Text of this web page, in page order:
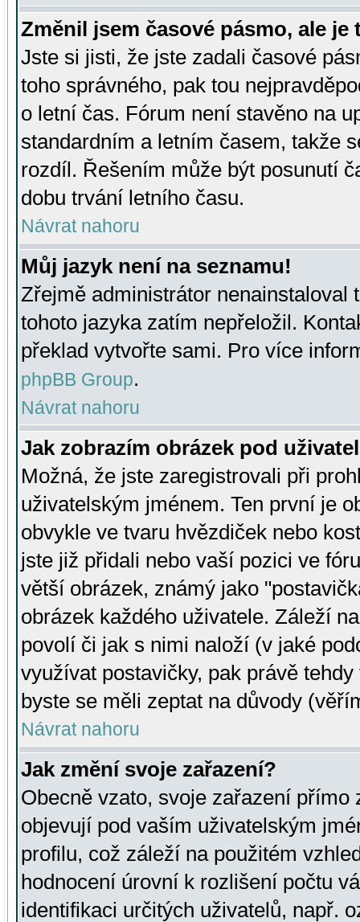
Změnil jsem časové pásmo, ale je
Jste si jisti, že jste zadali časové
toho správného, pak tou
o letní čas. Fórum není stavěno na
standardním a letním časem, takže
rozdíl. Řešením může být posunutí
dobu trvání letního času.
Návrat nahoru
Můj jazyk není na seznamu!
Zřejmě administrátor nenainstaloval
tohoto jazyka zatím nepřeložil.
překlad vytvořte sami. Pro více
phpBB Group.
Návrat nahoru
Jak zobrazím obrázek pod
Možná, že jste zaregistrovali při
uživatelským jménem. Ten první je
obvykle ve tvaru hvězdiček nebo
jste již přidali nebo vaší pozici ve
větší obrázek, známý jako
obrázek každého uživatele. Záleží
povolí či jak s nimi naloží (v jaké
využívat postavičky, pak právě
byste se měli zeptat na důvody
Návrat nahoru
Jak změní svoje zařazení?
Obecně vzato, svoje zařazení přímo
objevují pod vaším uživatelským
profilu, což záleží na použitém
hodnocení úrovní k rozlišení počtu
identifikaci určitých uživatelů, např.